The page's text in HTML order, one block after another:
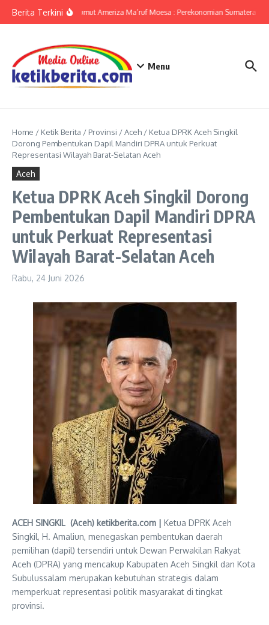
Berita TerkiniKPwBI Sumut Ameriza Ma’ruf Moesa : Perekonomian Sumatera
Menu
Home / Ketik Berita / Provinsi /Aceh / Ketua DPRK Aceh Singkil
Dorong Pembentukan Dapil Mandiri DPRA untuk Perkuat
Representasi Wilayah Barat-Selatan Aceh
Aceh
Ketua DPRK Aceh Singkil Dorong
Pembentukan Dapil Mandiri DPRA
untuk Perkuat Representasi
Wilayah Barat-Selatan Aceh
Rabu, 24 Juni 2026
ACEH SINGKIL (Aceh) ketikberita.com | Ketua DPRK Aceh
Singkil, H. Amaliun, menegaskan pembentukan daerah
pemilihan (dapil) tersendiri untuk Dewan Perwakilan Rakyat
Aceh (DPRA) yang mencakup Kabupaten Aceh Singkil dan Kota
Subulussalam merupakan kebutuhan strategis dalam
memperkuat representasi politik masyarakat di tingkat
provinsi.